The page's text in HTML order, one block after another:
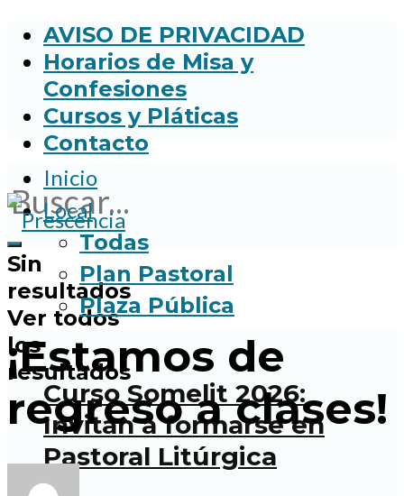
AVISO DE PRIVACIDAD
Horarios de Misa y
Confesiones
Cursos y Pláticas
Contacto
Sin
resultados
Ver todos
los
resultados
Inicio
Local
Todas
Plan Pastoral
Plaza Pública
Curso Somelit 2026:
Invitan a formarse en
Pastoral Litúrgica
¡Estamos de
regreso a clases!